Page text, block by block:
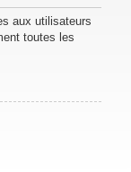
aux utilisateurs
toutes les